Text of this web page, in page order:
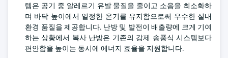
템은 공기 중 알레르기 유발 물질을 줄이고 소음을 최소화하
며 바닥 높이에서 일정한 온기를 유지함으로써 우수한 실내
환경 품질을 제공합니다. 난방 및 발전이 배출량에 크게 기여
하는 상황에서 복사 난방은 기존의 강제 송풍식 시스템보다
편안함을 높이는 동시에 에너지 효율을 지원합니다.